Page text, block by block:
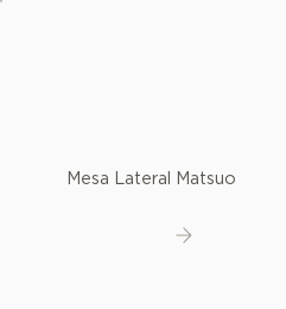
Mesa Lateral Matsuo